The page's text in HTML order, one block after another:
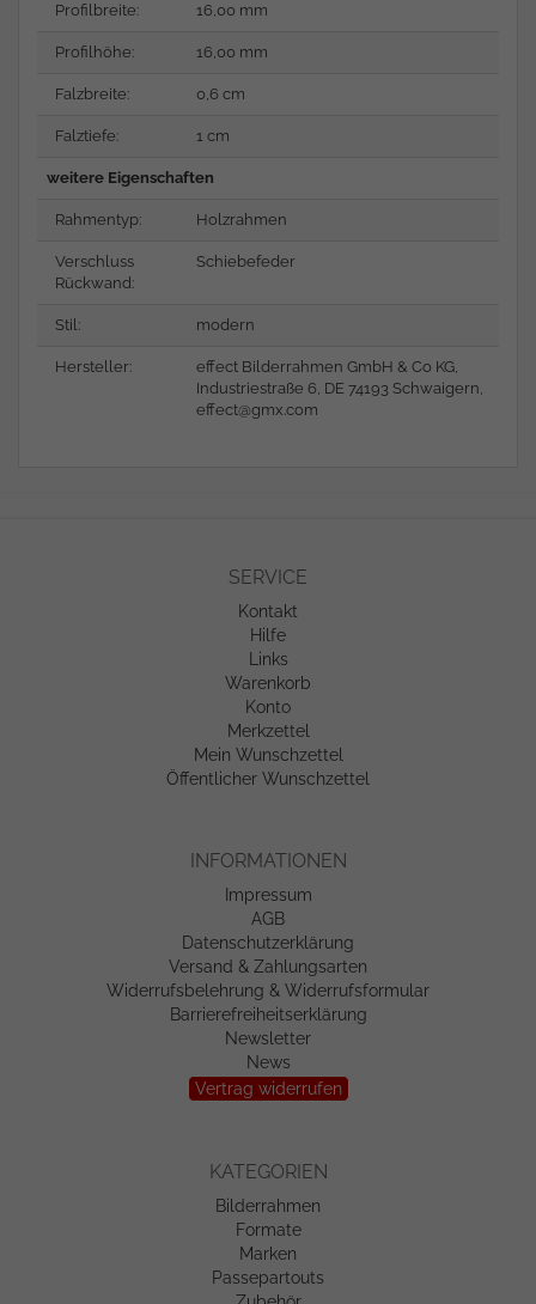
Profilbreite: 16,00 mm
Profilhöhe: 16,00 mm
Falzbreite: 0,6 cm
Falztiefe: 1 cm
weitere Eigenschaften
Rahmentyp: Holzrahmen
Verschluss
Rückwand:
Schiebefeder
Stil: modern
Hersteller:
effect Bilderrahmen GmbH & Co KG,
Industriestraße 6, DE 74193 Schwaigern,
effect@gmx.com
SERVICE
Kontakt
Hilfe
Links
Warenkorb
Konto
Merkzettel
Mein Wunschzettel
Öffentlicher Wunschzettel
INFORMATIONEN
Impressum
AGB
Datenschutzerklärung
Versand & Zahlungsarten
Widerrufsbelehrung & Widerrufsformular
Barrierefreiheitserklärung
Newsletter
News
Vertrag widerrufen
KATEGORIEN
Bilderrahmen
Formate
Marken
Passepartouts